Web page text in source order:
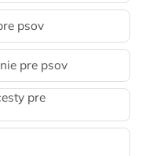
psov
pre psov
pre